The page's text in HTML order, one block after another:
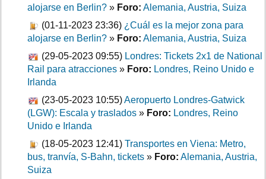
alojarse en Berlin? » Foro: Alemania, Austria, Suiza
(01-11-2023 23:36) ¿Cuál es la mejor zona para
alojarse en Berlin? » Foro: Alemania, Austria, Suiza
(29-05-2023 09:55) Londres: Tickets 2x1 de National
Rail para atracciones » Foro: Londres, Reino Unido e
Irlanda
(23-05-2023 10:55)Aeropuerto Londres-Gatwick
(LGW): Escala y traslados » Foro: Londres, Reino
Unido e Irlanda
(18-05-2023 12:41) Transportes en Viena: Metro,
bus, tranvía, S-Bahn, tickets » Foro: Alemania, Austria,
Suiza